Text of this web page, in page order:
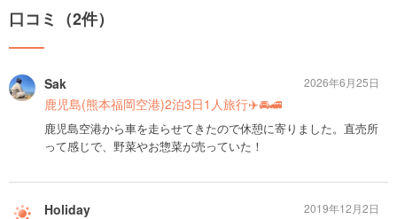
口コミ（2件）
Sak
鹿児島(熊本福岡空港)2泊3日1人旅行✈️🚘🚄
鹿児島空港から車を走らせてきたので休憩に寄りました。直売所
って感じで、野菜やお惣菜が売っていた！
2026年6月25日
Holiday 2019年12月2日